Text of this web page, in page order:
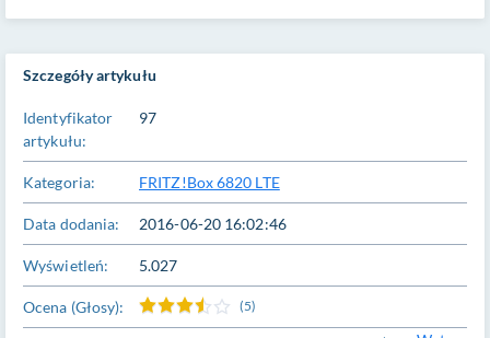
Szczegóły artykułu
Identyfikator
artykułu:
97
Kategoria: FRITZ!Box 6820 LTE
Data dodania: 2016-06-20 16:02:46
Wyświetleń: 5.027
Ocena (Głosy): (5)